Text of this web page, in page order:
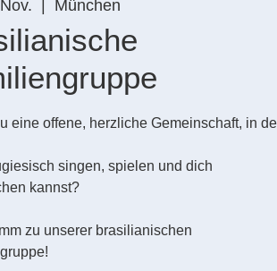
München
eine offene, herzliche Gemeinschaft, in
singen, spielen und dich
kannst?
zu unserer brasilianischen